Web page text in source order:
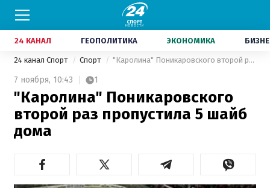
24 КАНАЛ ГЕОПОЛИТИКА ЭКОНОМИКА
24 канал Спорт Спорт "Каролина" Поникаровского второй раз пропустила 5 шайб дома
7 ноября, 10:43 1
"Каролина" Поникаровского
второй раз пропустила 5 шайб
дома